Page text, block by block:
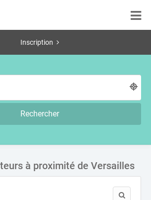
Inscription
Rechercher
à proximité de Versailles